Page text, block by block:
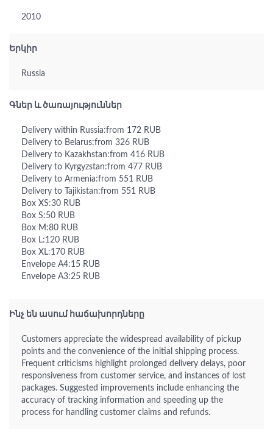
2010
Երկիր
Russia
Գներ և ծառայություններ
Delivery within Russia:from 172 RUB
Delivery to Belarus:from 326 RUB
Delivery to Kazakhstan:from 416 RUB
Delivery to Kyrgyzstan:from 477 RUB
Delivery to Armenia:from 551 RUB
Delivery to Tajikistan:from 551 RUB
Box XS:30 RUB
Box S:50 RUB
Box M:80 RUB
Box L:120 RUB
Box XL:170 RUB
Envelope A4:15 RUB
Envelope A3:25 RUB
Ինչ են ասում հաճախորդները
Customers appreciate the widespread availability of pickup
points and the convenience of the initial shipping process.
Frequent criticisms highlight prolonged delivery delays, poor
responsiveness from customer service, and instances of lost
packages. Suggested improvements include enhancing the
accuracy of tracking information and speeding up the
process for handling customer claims and refunds.